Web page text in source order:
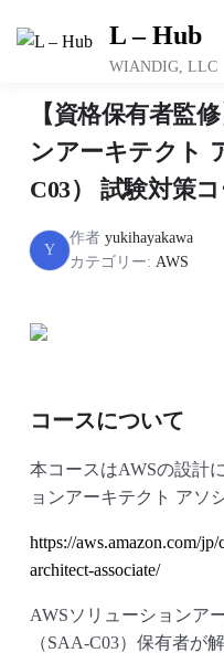
L – Hub
WIANDIG, LLC
【資格保有者監
ンアーキテクト
C03） 試験対策
Y
作者 yukihayakawa
カテゴリー: AWS
コースについて
本コースはAWSの設計
ョンアーキテクト アソ
https://aws.amazon.com/
architect-associate/
AWSソリューションア
（SAA-C03）保有者が